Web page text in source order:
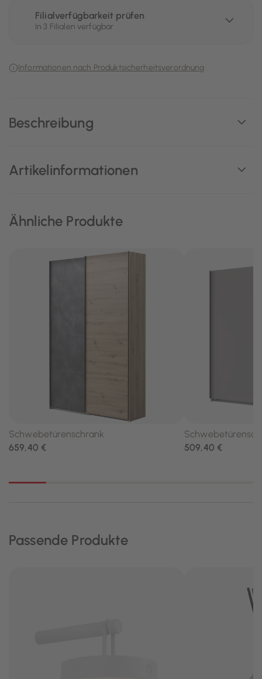
Beschreibung
Artikelinformationen
Filialverfügbarkeit prüfen
In 3 Filialen verfügbar
Informationen nach Produktsicherheitsverordnung